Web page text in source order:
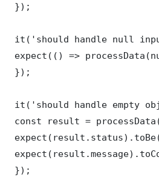
});
it('should handle null
expect(() =>
});
it('should handle empty
const result =
});